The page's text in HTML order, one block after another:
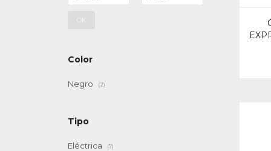
OK
Color
Negro (2)
Tipo
Eléctrica (7)